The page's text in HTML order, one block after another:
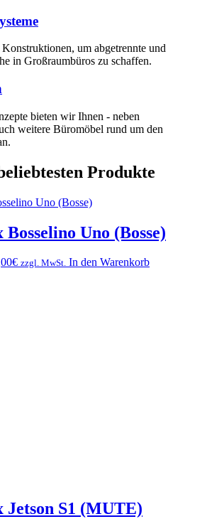
um abgetrennte und
in Großraumbüros zu schaffen.
bieten wir Ihnen - neben
weitere Büromöbel rund um den
Produkte
Bosselino Uno (Bosse)
€ zzgl. MwSt. In den Warenkorb
Jetson S1 (MUTE)